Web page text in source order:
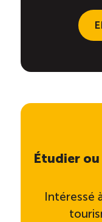
Étudier
Intéressé